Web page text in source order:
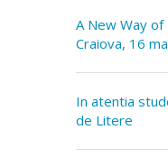
A New Way of
Craiova, 16
In atentia
de Litere